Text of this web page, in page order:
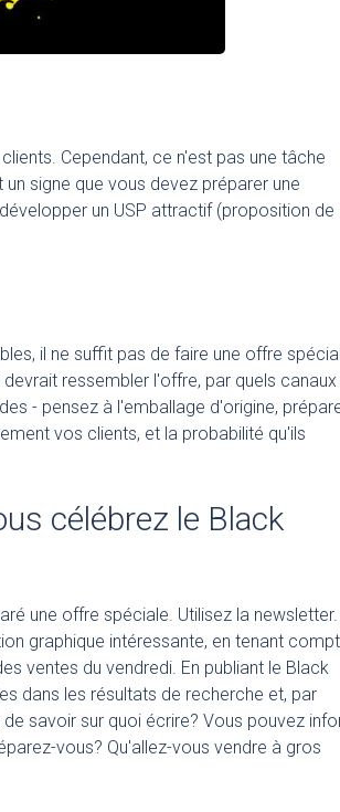
Cependant, ce n'est pas une tâche
signe que vous devez préparer une
un USP attractif (proposition de
il ne suffit pas de faire une offre
ressembler l'offre, par quels canaux
- pensez à l'emballage d'origine,
vos clients, et la probabilité qu'ils
célébrez le Black
une offre spéciale. Utilisez la newsletter.
graphique intéressante, en tenant
ventes du vendredi. En publiant le Black
dans les résultats de recherche et, par
savoir sur quoi écrire? Vous pouvez
vous? Qu'allez-vous vendre à gros